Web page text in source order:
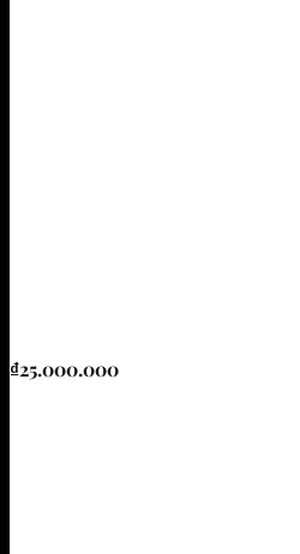
₫25.000.000